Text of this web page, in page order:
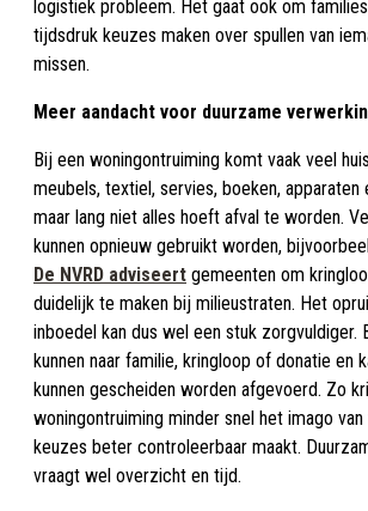
logistiek probleem. Het gaat ook om
tijdsdruk keuzes maken over spullen van
missen.
Meer aandacht voor duurzame
Bij een woningontruiming komt vaak veel
meubels, textiel, servies, boeken, apparaten
maar lang niet alles hoeft afval te worden.
kunnen opnieuw gebruikt worden,
De NVRD adviseert gemeenten om
duidelijk te maken bij milieustraten. Het
inboedel kan dus wel een stuk zorgvuldiger.
kunnen naar familie, kringloop of donatie en
kunnen gescheiden worden afgevoerd. Zo
woningontruiming minder snel het imago
keuzes beter controleerbaar maakt.
vraagt wel overzicht en tijd.